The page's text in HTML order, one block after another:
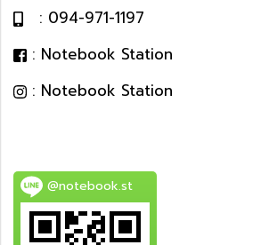
: 094-971-1197
: Notebook Station
: Notebook Station
@notebook.st